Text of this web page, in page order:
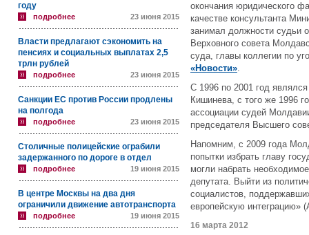
году
подробнее 23 июня 2015
Власти предлагают сэкономить на
пенсиях и социальных выплатах 2,5
трлн рублей
подробнее 23 июня 2015
Санкции ЕС против России продлены
на полгода
подробнее 23 июня 2015
Столичные полицейские ограбили
задержанного по дороге в отдел
подробнее 19 июня 2015
В центре Москвы на два дня
ограничили движение автотранспорта
подробнее 19 июня 2015
окончания юридического
качестве консультанта
занимал должности судьи
Верховного совета
суда, главы коллегии по
«Новости».
С 1996 по 2001 год
Кишинева, с того же 1996
ассоциации судей
председателя Высшего
Напомним, с 2009 года
попытки избрать главу
могли набрать
депутата. Выйти из
социалистов,
европейскую интеграцию»
16 марта 2012